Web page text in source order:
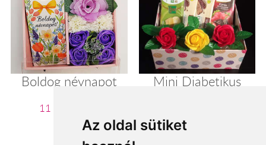
Az oldal sütiket
Boldog névnapot
11 160 Ft-tól
Mini Diabetikus